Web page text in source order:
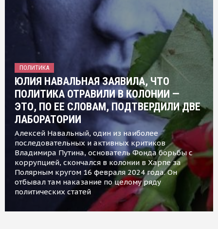
ПОЛИТИКА
ЮЛИЯ НАВАЛЬНАЯ ЗАЯВИЛА, ЧТО
ПОЛИТИКА ОТРАВИЛИ В КОЛОНИИ —
ЭТО, ПО ЕЕ СЛОВАМ, ПОДТВЕРДИЛИ ДВЕ
ЛАБОРАТОРИИ
Алексей Навальный, один из наиболее
последовательных и активных критиков
Владимира Путина, основатель Фонда борьбы с
коррупцией, скончался в колонии в Харпе за
Полярным кругом 16 февраля 2024 года. Он
отбывал там наказание по целому ряду
политических статей